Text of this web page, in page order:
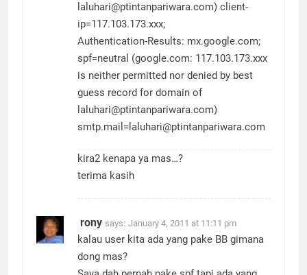
laluhari@ptintanpariwara.com) client-
ip=117.103.173.xxx;
Authentication-Results: mx.google.com;
spf=neutral (google.com: 117.103.173.xxx
is neither permitted nor denied by best
guess record for domain of
laluhari@ptintanpariwara.com)
smtp.mail=laluhari@ptintanpariwara.com
kira2 kenapa ya mas…?
terima kasih
rony says: January 4, 2011 at 11:11 pm
kalau user kita ada yang pake BB gimana
dong mas?